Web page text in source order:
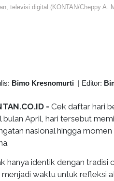
televisi digital (KONTAN/Cheppy A.
Bimo Kresnomurti | Editor:
- Cek daftar hari
bulan April, hari tersebut
nasional hingga
hanya identik dengan tradisi
menjadi waktu untuk refleksi